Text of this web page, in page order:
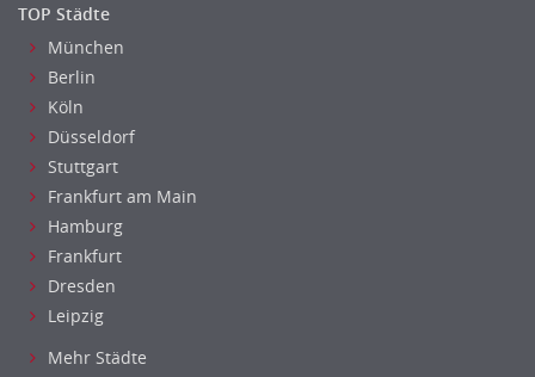
TOP Städte
München
Berlin
Köln
Düsseldorf
Stuttgart
Frankfurt am Main
Hamburg
Frankfurt
Dresden
Leipzig
Mehr Städte